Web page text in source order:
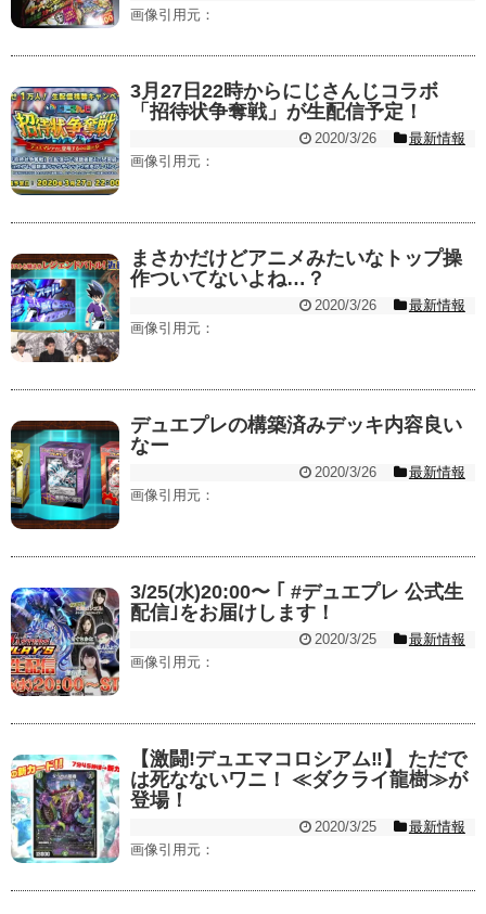
画像引用元：
3月27日22時からにじさんじコラボ
「招待状争奪戦」が生配信予定！
2020/3/26
最新情報
画像引用元：
まさかだけどアニメみたいなトップ操
作ついてないよね…？
2020/3/26
最新情報
画像引用元：
デュエプレの構築済みデッキ内容良い
なー
2020/3/26
最新情報
画像引用元：
3/25(水)20:00〜 ｢ #デュエプレ 公式生
配信｣をお届けします！
2020/3/25
最新情報
画像引用元：
【激闘!デュエマコロシアム‼︎】 ただで
は死なないワニ！ ≪ダクライ龍樹≫が
登場！
2020/3/25
最新情報
画像引用元：